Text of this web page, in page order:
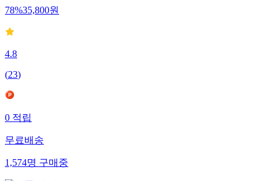
78%35,800원
4.8
(23)
0적립
무료배송
1,574명구매중